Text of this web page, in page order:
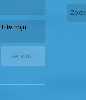
tv mijn